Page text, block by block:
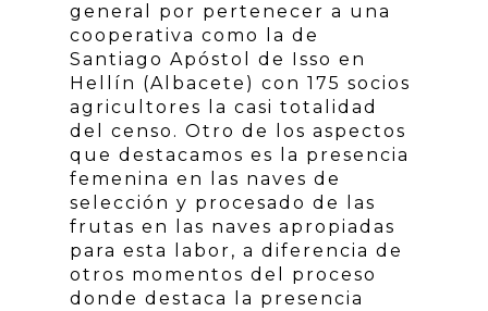
general por pertenecer a una
cooperativa como la de
Santiago Apóstol de Isso en
Hellín (Albacete) con 175 socios
agricultores la casi totalidad
del censo. Otro de los aspectos
que destacamos es la presencia
femenina en las naves de
selección y procesado de las
frutas en las naves apropiadas
para esta labor, a diferencia de
otros momentos del proceso
donde destaca la presencia